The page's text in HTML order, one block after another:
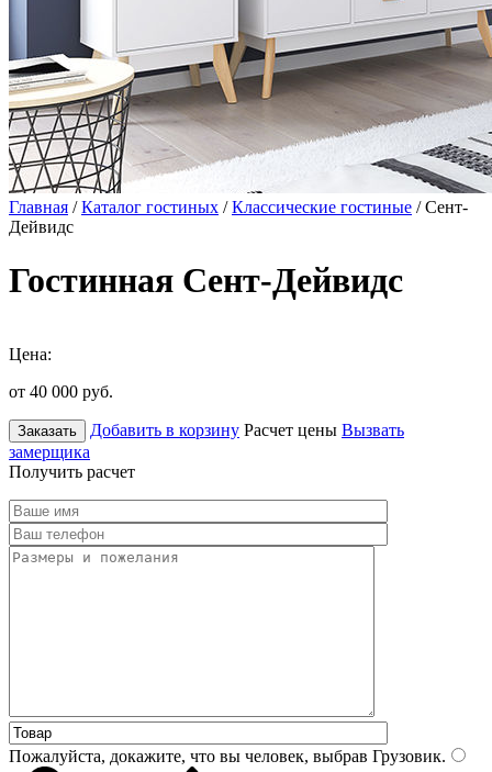
Главная /Каталог гостиных /Классические гостиные / Сент-
Дейвидс
Гостинная Сент-Дейвидс
Цена:
от 40 000 руб.
Заказать Добавить в корзину Расчет цены Вызвать
замерщика
Получить расчет
Пожалуйста, докажите, что вы человек, выбрав Грузовик.